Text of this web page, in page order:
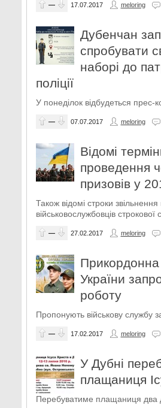
— 17.07.2017 meloring
Дубенчан
спробувати
наборі до
поліції
У понеділок відбудеться прес-
— 07.07.2017 meloring
Відомі
проведення
призовів у
Також відомі строки звільнення
військовослужбовців строкової
— 27.02.2017 meloring
України
роботу
Пропонують військову службу
— 17.02.2017 meloring
У Дубні
плащаниця
Перебуватиме плащаниця два